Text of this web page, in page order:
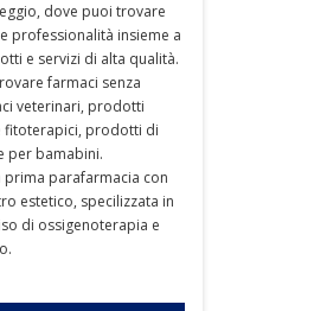
dove puoi trovare
professionalità insieme a
e servizi di alta qualità.
farmaci senza
veterinari, prodotti
fitoterapici, prodotti di
per bamabini.
prima parafarmacia con
estetico, specilizzata in
di ossigenoterapia e